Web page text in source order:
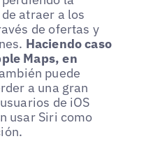
atraer a los
de ofertas y
Haciendo caso
Maps, en
puede
a una gran
de iOS
usar Siri como